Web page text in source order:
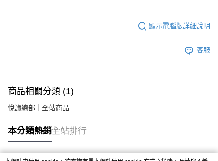
顯示電腦版詳細說明
客服
商品相關分類 (1)
悅讀總部｜全站商品
本分類熱銷全站排行